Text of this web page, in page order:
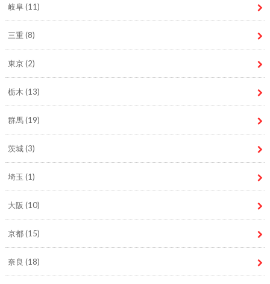
岐阜(11)
三重 (8)
東京(2)
栃木 (13)
群馬(19)
茨城(3)
埼玉 (1)
大阪 (10)
京都(15)
奈良 (18)